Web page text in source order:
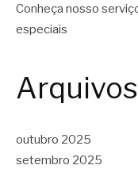
Conheça nosso
especiais
Arquivos
outubro 2025
setembro 2025